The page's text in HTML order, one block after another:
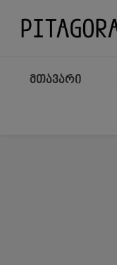
მთავარი